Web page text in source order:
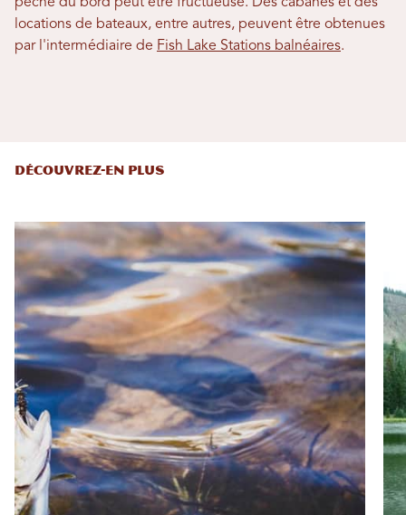
locations de bateaux, entre autres, peuvent être obtenues
par l'intermédiaire de Fish Lake Stations balnéaires.
DÉCOUVREZ-EN PLUS